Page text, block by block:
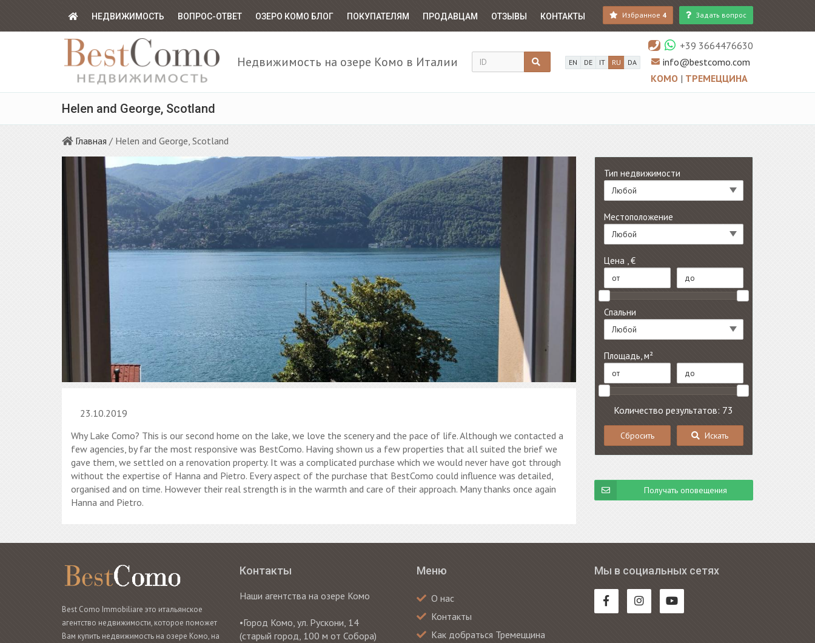
НЕДВИЖИМОСТЬ ВОПРОС-ОТВЕТ ОЗЕРО КОМО БЛОГ ПОКУПАТЕЛЯМ ПРОДАВЦАМ ОТЗЫВЫ КОНТАКТЫ Избранное 4 Задать вопрос
Недвижимость на озере Комо в Италии EN DE IT RU DA
+39 3664476630
info@bestcomo.com
КОМО | ТРЕМЕЦЦИНА
Helen and George, Scotland
Главная / Helen and George, Scotland
23.10.2019
Why Lake Como? This is our second home on the lake, we love the scenery and the pace of life. Although we contacted a
few agencies, by far the most responsive was BestComo. Having shown us a few properties that all suited the brief we
gave them, we settled on a renovation property. It was a complicated purchase which we would never have got through
without the expertise of Hanna and Pietro. Every aspect of the purchase that BestComo could influence was detailed,
organised and on time. However their real strength is in the warmth and care of their approach. Many thanks once again
Hanna and Pietro.
Тип недвижимости
Любой
Местоположение
Любой
Цена , €
Спальни
Любой
Площадь, м²
Количество результатов: 73
Сбросить Искать
Получать оповещения
Best Como Immobiliare это итальянское
агентство недвижимости, которое поможет
Вам купить недвижимость на озере Комо, на
Контакты
Наши агентства на озере Комо
•Город Комо, ул. Рускони, 14
(старый город, 100 м от Собора)
Меню
О нас
Контакты
Как добраться Тремеццина
Мы в социальных сетях